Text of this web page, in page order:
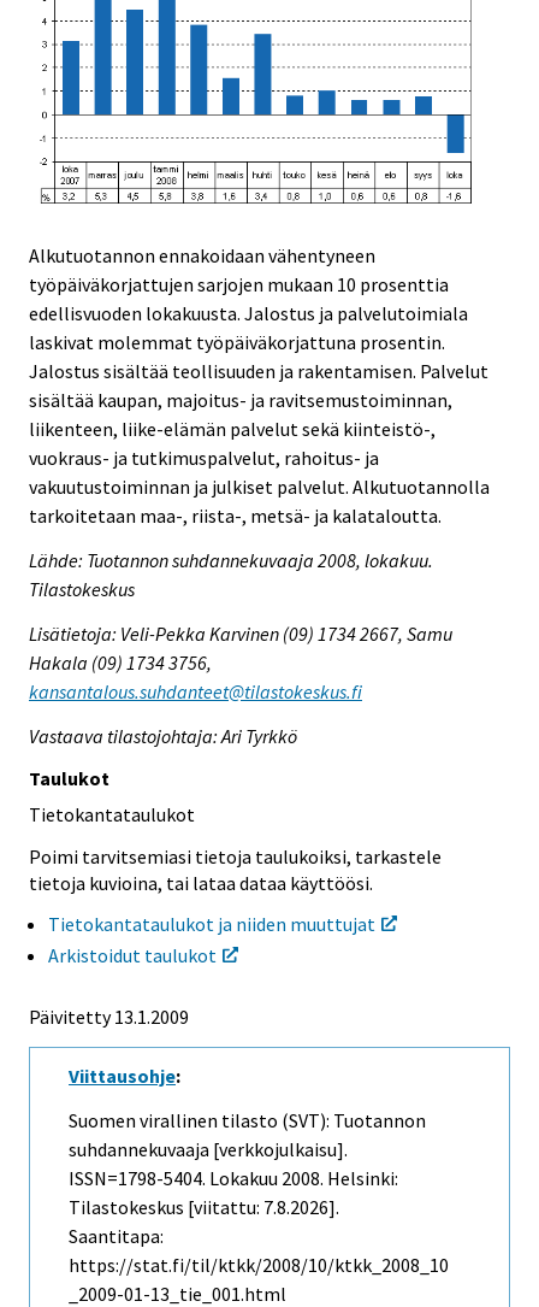
Alkutuotannon ennakoidaan vähentyneen
työpäiväkorjattujen sarjojen mukaan 10 prosenttia
edellisvuoden lokakuusta. Jalostus ja palvelutoimiala
laskivat molemmat työpäiväkorjattuna prosentin.
Jalostus sisältää teollisuuden ja rakentamisen. Palvelut
sisältää kaupan, majoitus- ja ravitsemustoiminnan,
liikenteen, liike-elämän palvelut sekä kiinteistö-,
vuokraus- ja tutkimuspalvelut, rahoitus- ja
vakuutustoiminnan ja julkiset palvelut. Alkutuotannolla
tarkoitetaan maa-, riista-, metsä- ja kalataloutta.
Lähde: Tuotannon suhdannekuvaaja 2008, lokakuu.
Tilastokeskus
Lisätietoja: Veli-Pekka Karvinen (09) 1734 2667, Samu
Hakala (09) 1734 3756,
kansantalous.suhdanteet@tilastokeskus.fi
Vastaava tilastojohtaja: Ari Tyrkkö
Taulukot
Tietokantataulukot
Poimi tarvitsemiasi tietoja taulukoiksi, tarkastele
tietoja kuvioina, tai lataa dataa käyttöösi.
Tietokantataulukot ja niiden muuttujat
Arkistoidut taulukot
Päivitetty13.1.2009
Viittausohje:
Suomen virallinen tilasto (SVT): Tuotannon
suhdannekuvaaja [verkkojulkaisu].
ISSN=1798-5404. Lokakuu 2008. Helsinki:
Tilastokeskus [viitattu: 7.8.2026].
Saantitapa:
https://stat.fi/til/ktkk/2008/10/ktkk_2008_10
_2009-01-13_tie_001.html